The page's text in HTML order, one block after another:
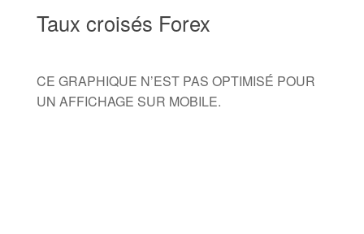
Taux croisés Forex
CE GRAPHIQUE N’EST PAS OPTIMISÉ POUR
UN AFFICHAGE SUR MOBILE.